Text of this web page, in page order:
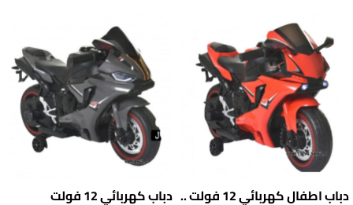
دباب اطفال كهربائي 12 فولت ..
دباب كهربائي 12 فولت